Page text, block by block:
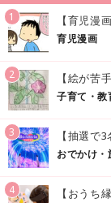
1 【育児漫
育児漫画
2
子育て・教
3
おでかけ・
4